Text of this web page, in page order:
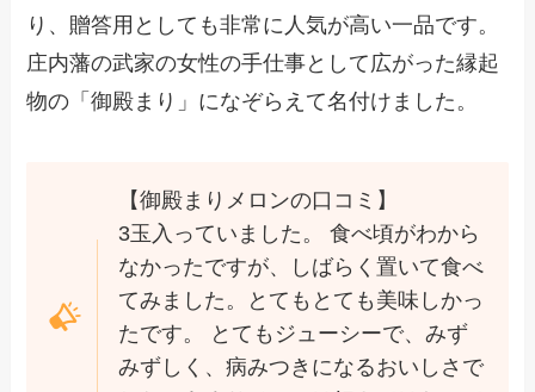
り、贈答用としても非常に人気が高い一品です。
庄内藩の武家の女性の手仕事として広がった縁起
物の「御殿まり」になぞらえて名付けました。
【御殿まりメロンの口コミ】
3玉入っていました。 食べ頃がわから
なかったですが、しばらく置いて食べ
てみました。とてもとても美味しかっ
たです。 とてもジューシーで、みず
みずしく、病みつきになるおいしさで